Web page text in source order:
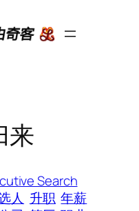
来
Search
人 升职 年薪